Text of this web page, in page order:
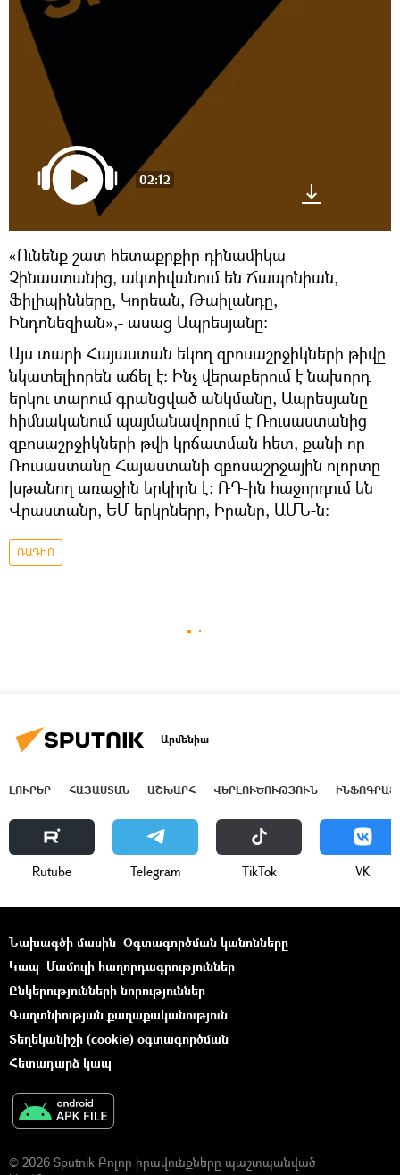
02:12
«Ունենք շատ հետաքրքիր դինամիկա
Չինաստանից, ակտիվանում են Ճապոնիան,
Ֆիլիպինները, Կորեան, Թաիլանդը,
Ինդոնեզիան»,- ասաց Ապրեսյանը։
Այս տարի Հայաստան եկող զբոսաշրջիկների թիվը
նկատելիորեն աճել է։ Ինչ վերաբերում է նախորդ
երկու տարում գրանցված անկմանը, Ապրեսյանը
հիմնականում պայմանավորում է Ռուսաստանից
զբոսաշրջիկների թվի կրճատման հետ, քանի որ
Ռուսաստանը Հայաստանի զբոսաշրջային ոլորտը
խթանող առաջին երկիրն է։ ՌԴ-ին հաջորդում են
Վրաստանը, ԵՄ երկրները, Իրանը, ԱՄՆ-ն։
ՌԱԴԻՈ
Արմենիա
ԼՈՒՐԵՐ ՀԱՅԱՍՏԱՆ ԱՇԽԱՐՀ ՎԵՐԼՈՒԾՈՒԹՅՈՒՆ
Rutube Telegram ТikТоk VK
Նախագծի մասին Օգտագործման կանոնները
Կապ Մամուլի հաղորդագրություններ
Ընկերությունների նորություններ
Գաղտնիության քաղաքականություն
Տեղեկանիշի (cookie) օգտագործման
Հետադարձ կապ
© 2026 Sputnik Բոլոր իրավունքները պաշտպանված